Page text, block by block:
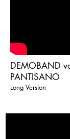
DEMOBAND
PANTISANO
Long Version